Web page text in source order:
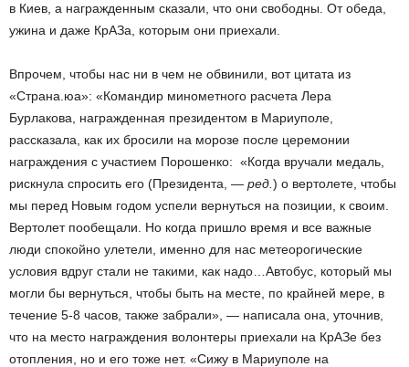
в Киев, а награжденным сказали, что они свободны. От обеда,
ужина и даже КрАЗа, которым они приехали.
Впрочем, чтобы нас ни в чем не обвинили, вот цитата из
«Страна.юа»: «Командир минометного расчета Лера
Бурлакова, награжденная президентом в Мариуполе,
рассказала, как их бросили на морозе после церемонии
награждения с участием Порошенко: «Когда вручали медаль,
рискнула спросить его (Президента, — ред. ) о вертолете, чтобы
мы перед Новым годом успели вернуться на позиции, к своим.
Вертолет пообещали. Но когда пришло время и все важные
люди спокойно улетели, именно для нас метеорогические
условия вдруг стали не такими, как надо…Автобус, который мы
могли бы вернуться, чтобы быть на месте, по крайней мере, в
течение 5-8 часов, также забрали», — написала она, уточнив,
что на место награждения волонтеры приехали на КрАЗе без
отопления, но и его тоже нет. «Сижу в Мариуполе на